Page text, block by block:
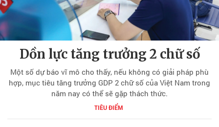
Dồn lực tăng trưởng 2 chữ số
Một số dự báo vĩ mô cho thấy, nếu không có giải pháp phù
hợp, mục tiêu tăng trưởng GDP 2 chữ số của Việt Nam trong
năm nay có thể sẽ gặp thách thức.
TIÊU ĐIỂM